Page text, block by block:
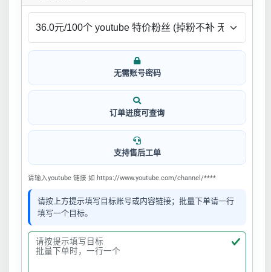
无需账号密码
订单进度可查询
支持售后工单
请输入youtube 链接 如 https://www.youtube.com/channel/****
请按上方提示填写目标账号或内容链接；批量下单请一行
填写一个目标。